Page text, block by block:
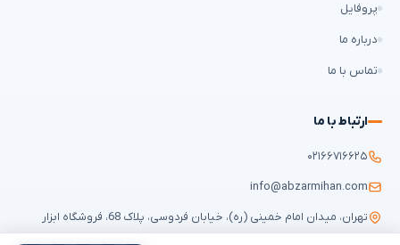
پروفایل
درباره ما
تماس با ما
ارتباط با ما
۰۲۱۶۶۷۱۶۶۲۵
info@abzarmihan.com
تهران، میدان امام خمینی (ره)، خیابان فردوسی، پلاک 68، فروشگاه ابزار